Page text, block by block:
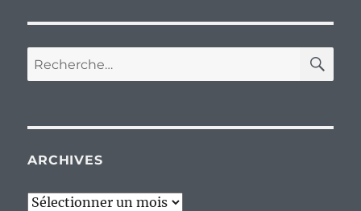
Recherche
pour :
ARCHIVES
Archives